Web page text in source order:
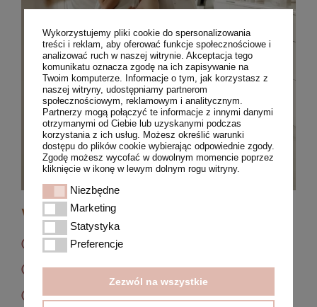
Wykorzystujemy pliki cookie do spersonalizowania
treści i reklam, aby oferować funkcje społecznościowe i
analizować ruch w naszej witrynie. Akceptacja tego
komunikatu oznacza zgodę na ich zapisywanie na
Twoim komputerze. Informacje o tym, jak korzystasz z
naszej witryny, udostępniamy partnerom
społecznościowym, reklamowym i analitycznym.
Partnerzy mogą połączyć te informacje z innymi danymi
otrzymanymi od Ciebie lub uzyskanymi podczas
korzystania z ich usług. Możesz określić warunki
dostępu do plików cookie wybierając odpowiednie zgody.
Zgodę możesz wycofać w dowolnym momencie poprzez
kliknięcie w ikonę w lewym dolnym rogu witryny.
NiezbędneNiezbędne
MarketingMarketing
StatystykaStatystyka
PreferencjePreferencje
Zezwól na wszystkie
Wskazania do zabiegu:
skóra wiotka, wymagające rewitalizacji
uszkodzona bariera hydrolipidowa skóry